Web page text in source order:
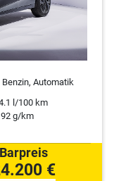
Benzin, Automatik
l/100 km
g/km
Barpreis
€